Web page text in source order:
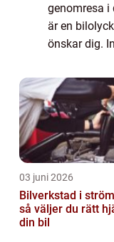
genomresa i
är en
önskar dig.
s&...
03 juni 2026
Bilverkstad i
så väljer du rätt
din bil